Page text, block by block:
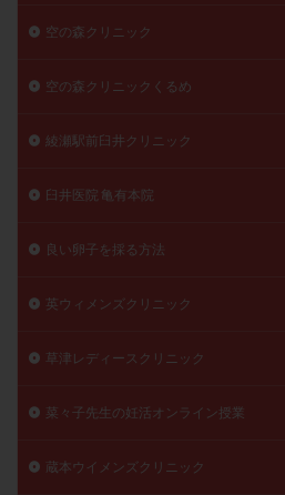
空の森クリニック
空の森クリニックくるめ
綾瀬駅前臼井クリニック
臼井医院 亀有本院
良い卵子を採る方法
英ウィメンズクリニック
草津レディースクリニック
菜々子先生の妊活オンライン授業
蔵本ウイメンズクリニック